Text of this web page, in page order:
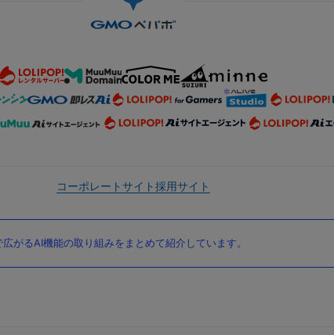
コーポレートサイト採用サイト
がるAI機能の取り組みをまとめて紹介しています。